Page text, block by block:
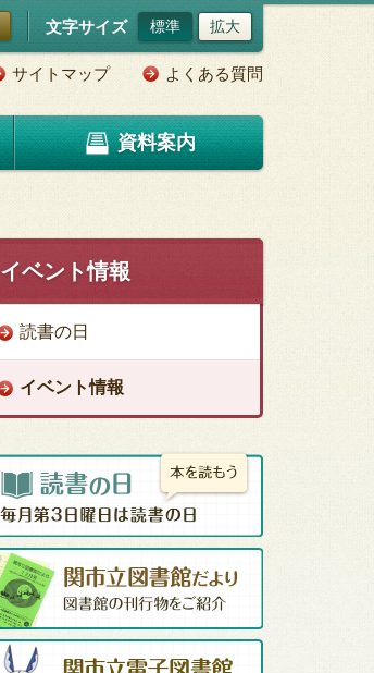
文字サイズ 標準 拡大
サイトマップ よくある質問
資料案内
イベント情報
読書の日
イベント情報